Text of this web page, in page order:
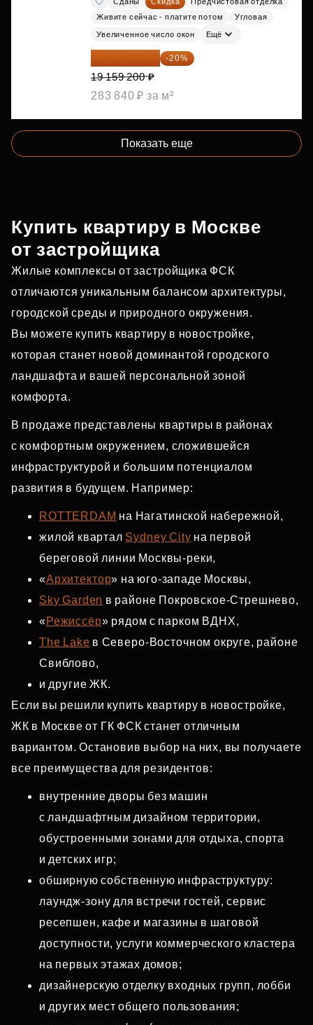
Живите сейчас - платите потом
Угловая
Увеличенное число окон Ещё
15 327 360 ₽ -20%
19 159 200 ₽
283 840 ₽ за м²
Показать еще
Купить квартиру в Москве
от застройщика
Жилые комплексы от застройщика ФСК
отличаются уникальным балансом архитектуры,
городской среды и природного окружения.
Вы можете купить квартиру в новостройке,
которая станет новой доминантой городского
ландшафта и вашей персональной зоной
комфорта.
В продаже представлены квартиры в районах
с комфортным окружением, сложившейся
инфраструктурой и большим потенциалом
развития в будущем. Например:
ROTTERDAM на Нагатинской набережной,
жилой квартал Sydney City на первой
береговой линии Москвы‑реки,
«Архитектор» на юго‑западе Москвы,
Sky Garden в районе Покровское‑Стрешнево,
«Режиссёр» рядом с парком ВДНХ,
The Lake в Северо‑Восточном округе, районе
Свиблово,
и другие ЖК.
Если вы решили купить квартиру в новостройке,
ЖК в Москве от ГК ФСК станет отличным
вариантом. Остановив выбор на них, вы получаете
все преимущества для резидентов:
внутренние дворы без машин
с ландшафтным дизайном территории,
обустроенными зонами для отдыха, спорта
и детских игр;
обширную собственную инфраструктуру:
лаундж‑зону для встречи гостей, сервис
ресепшен, кафе и магазины в шаговой
доступности, услуги коммерческого кластера
на первых этажах домов;
дизайнерскую отделку входных групп, лобби
и других мест общего пользования;